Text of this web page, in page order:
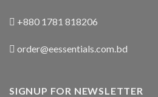
+880 1781 818206
order@eessentials.com.bd
SIGNUP FOR NEWSLETTER